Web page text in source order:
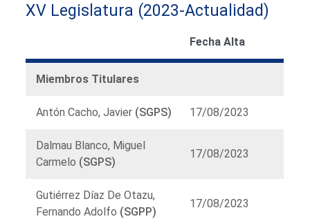
XV Legislatura (2023-Actualidad)
Fecha Alta
Miembros Titulares
Antón Cacho, Javier (SGPS) 17/08/2023
Dalmau Blanco, Miguel
Carmelo (SGPS)
17/08/2023
Gutiérrez Díaz De Otazu,
Fernando Adolfo (SGPP)
17/08/2023